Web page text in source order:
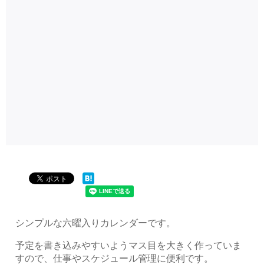
シンプルな六曜入りカレンダーです。
予定を書き込みやすいようマス目を大きく作っていま
すので、仕事やスケジュール管理に便利です。